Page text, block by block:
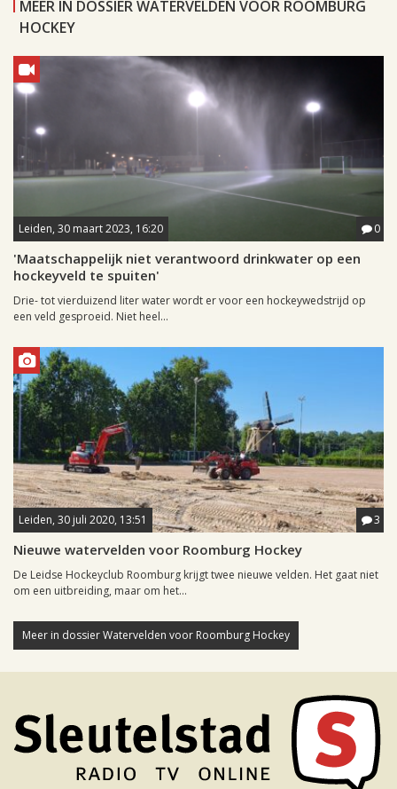
MEER IN DOSSIER WATERVELDEN VOOR ROOMBURG
HOCKEY
Leiden, 30 maart 2023, 16:20 0
'Maatschappelijk niet verantwoord drinkwater op een
hockeyveld te spuiten'
Drie- tot vierduizend liter water wordt er voor een hockeywedstrijd op
een veld gesproeid. Niet heel...
Leiden, 30 juli 2020, 13:51 3
Nieuwe watervelden voor Roomburg Hockey
De Leidse Hockeyclub Roomburg krijgt twee nieuwe velden. Het gaat niet
om een uitbreiding, maar om het...
Meer in dossier Watervelden voor Roomburg Hockey